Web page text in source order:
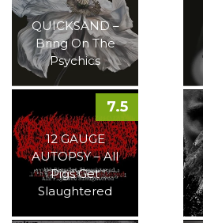
QUICKSAND –
Bring On The
Psychics
12 GAUGE
AUTOPSY – All
Pigs Get
Slaughtered
7.5